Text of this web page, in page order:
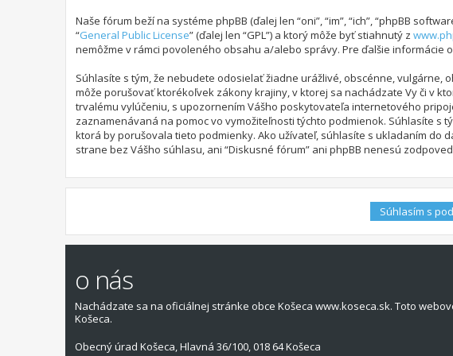
Naše fórum beží na systéme phpBB (ďalej len “oni”, “im”, “ich”, “phpBB
“General Public License” (ďalej len “GPL”) a ktorý môže byť stiahnutý z
nemôžme v rámci povoleného obsahu a/alebo správy. Pre ďalšie informácie
Súhlasíte s tým, že nebudete odosielať žiadne urážlivé, obscénne,
môže porušovať ktorékoľvek zákony krajiny, v ktorej sa nachádzate Vy či v
trvalému vylúčeniu, s upozornením Vášho poskytovateľa internetového
zaznamenávaná na pomoc vo vymožiteľnosti týchto podmienok. Súhlasíte
ktorá by porušovala tieto podmienky. Ako užívateľ, súhlasíte s ukladaním
strane bez Vášho súhlasu, ani “Diskusné fórum” ani phpBB nenesú
o nás
Nachádzate sa na oficiálnej stránke obce Košeca www.koseca.sk. Toto
Košeca.
Obecný úrad Košeca, Hlavná 36/100, 018 64 Košeca